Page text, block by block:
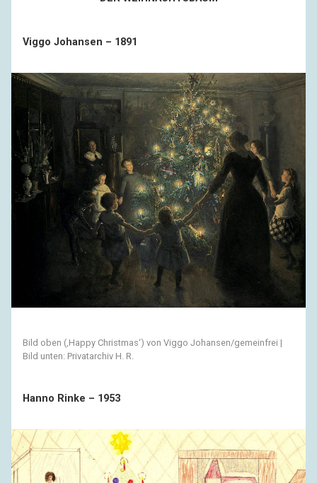
Viggo Johansen – 1891
Bild oben (‚Happy Christmas‘) von Viggo Johansen/gemeinfrei |
Bild unten: Privatarchiv H. R.
Hanno Rinke – 1953